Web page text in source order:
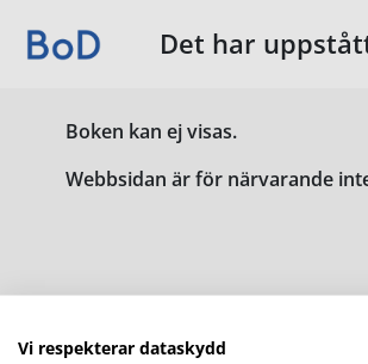
Det har
Boken kan ej visas.
Webbsidan är för närvarande
Vi respekterar dataskydd